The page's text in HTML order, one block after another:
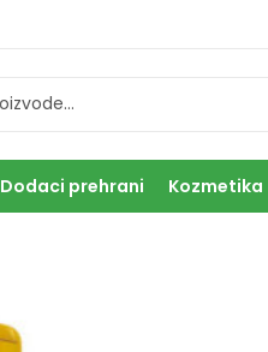
Dodaci prehrani Kozmetika